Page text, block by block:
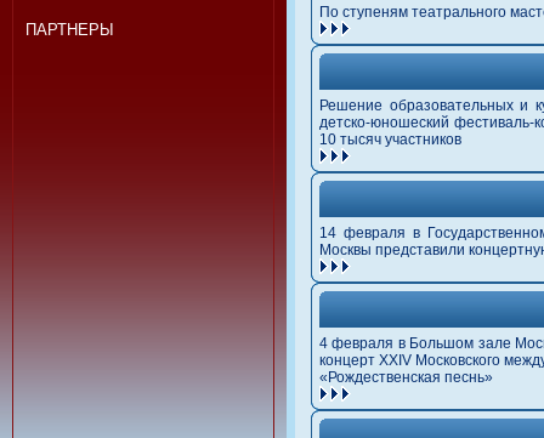
ПАРТНЕРЫ
По ступеням театрального
Решение образовательных и
детско-юношеский фестиваль-
10 тысяч участников
14 февраля в
Москвы представили
4 февраля в Большом зале
концерт XXIV Московского
«Рождественская песнь»